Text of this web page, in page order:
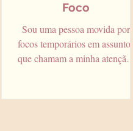
Foco
Sou uma pessoa movida por
focos temporários em assuntos
que chamam a minha atenção.